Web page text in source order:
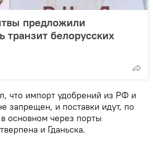
предложили
транзит белорусских
что импорт удобрений из РФ и
запрещен, и поставки идут, по
основном через порты
и Гданьска.